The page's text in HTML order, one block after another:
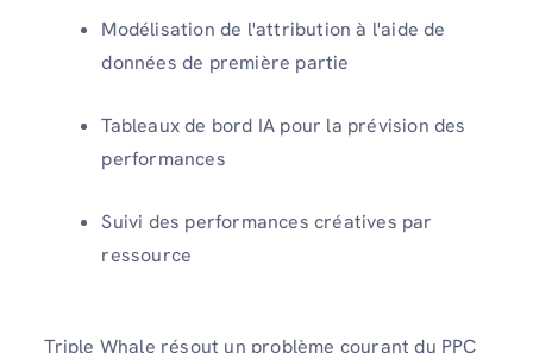
Modélisation de l'attribution à l'aide de
données de première partie
Tableaux de bord IA pour la prévision des
performances
Suivi des performances créatives par
ressource
Triple Whale résout un problème courant du PPC